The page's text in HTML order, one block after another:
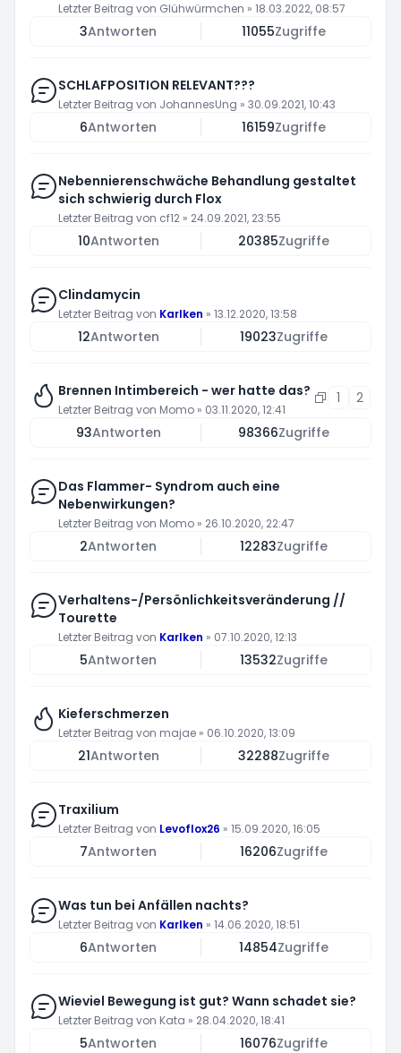
Letzter Beitrag von Glühwürmchen » 18.03.2022, 08:57
3Antworten 11055Zugriffe
SCHLAFPOSITION RELEVANT???
Letzter Beitrag von JohannesUng » 30.09.2021, 10:43
6Antworten 16159Zugriffe
Nebennierenschwäche Behandlung gestaltet
sich schwierig durch Flox
Letzter Beitrag von cf12 » 24.09.2021, 23:55
10Antworten 20385Zugriffe
Clindamycin
Letzter Beitrag von Karlken » 13.12.2020, 13:58
12Antworten 19023Zugriffe
Brennen Intimbereich - wer hatte das?
Letzter Beitrag von Momo » 03.11.2020, 12:41
1
2
93Antworten 98366Zugriffe
Das Flammer- Syndrom auch eine
Nebenwirkungen?
Letzter Beitrag von Momo » 26.10.2020, 22:47
2Antworten 12283Zugriffe
Verhaltens-/Persönlichkeitsveränderung //
Tourette
Letzter Beitrag von Karlken » 07.10.2020, 12:13
5Antworten 13532Zugriffe
Kieferschmerzen
Letzter Beitrag von majae » 06.10.2020, 13:09
21Antworten 32288Zugriffe
Traxilium
Letzter Beitrag von Levoflox26 » 15.09.2020, 16:05
7Antworten 16206Zugriffe
Was tun bei Anfällen nachts?
Letzter Beitrag von Karlken » 14.06.2020, 18:51
6Antworten 14854Zugriffe
Wieviel Bewegung ist gut? Wann schadet sie?
Letzter Beitrag von Kata » 28.04.2020, 18:41
5Antworten 16076Zugriffe